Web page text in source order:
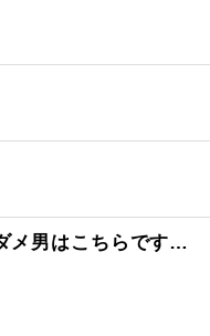
メ男はこちらです…